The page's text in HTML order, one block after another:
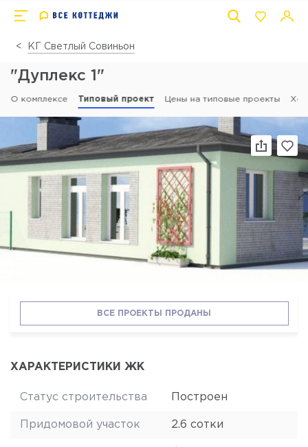
КГ Светлый Совиньон
"Дуплекс 1"
О комплексе Типовый проект Цены на типовые проекты Ход
ВСЕ ПРОЕКТЫ ПРОДАНЫ
ХАРАКТЕРИСТИКИ ЖК
Статус строительства Построен
Придомовой участок 2.6 сотки